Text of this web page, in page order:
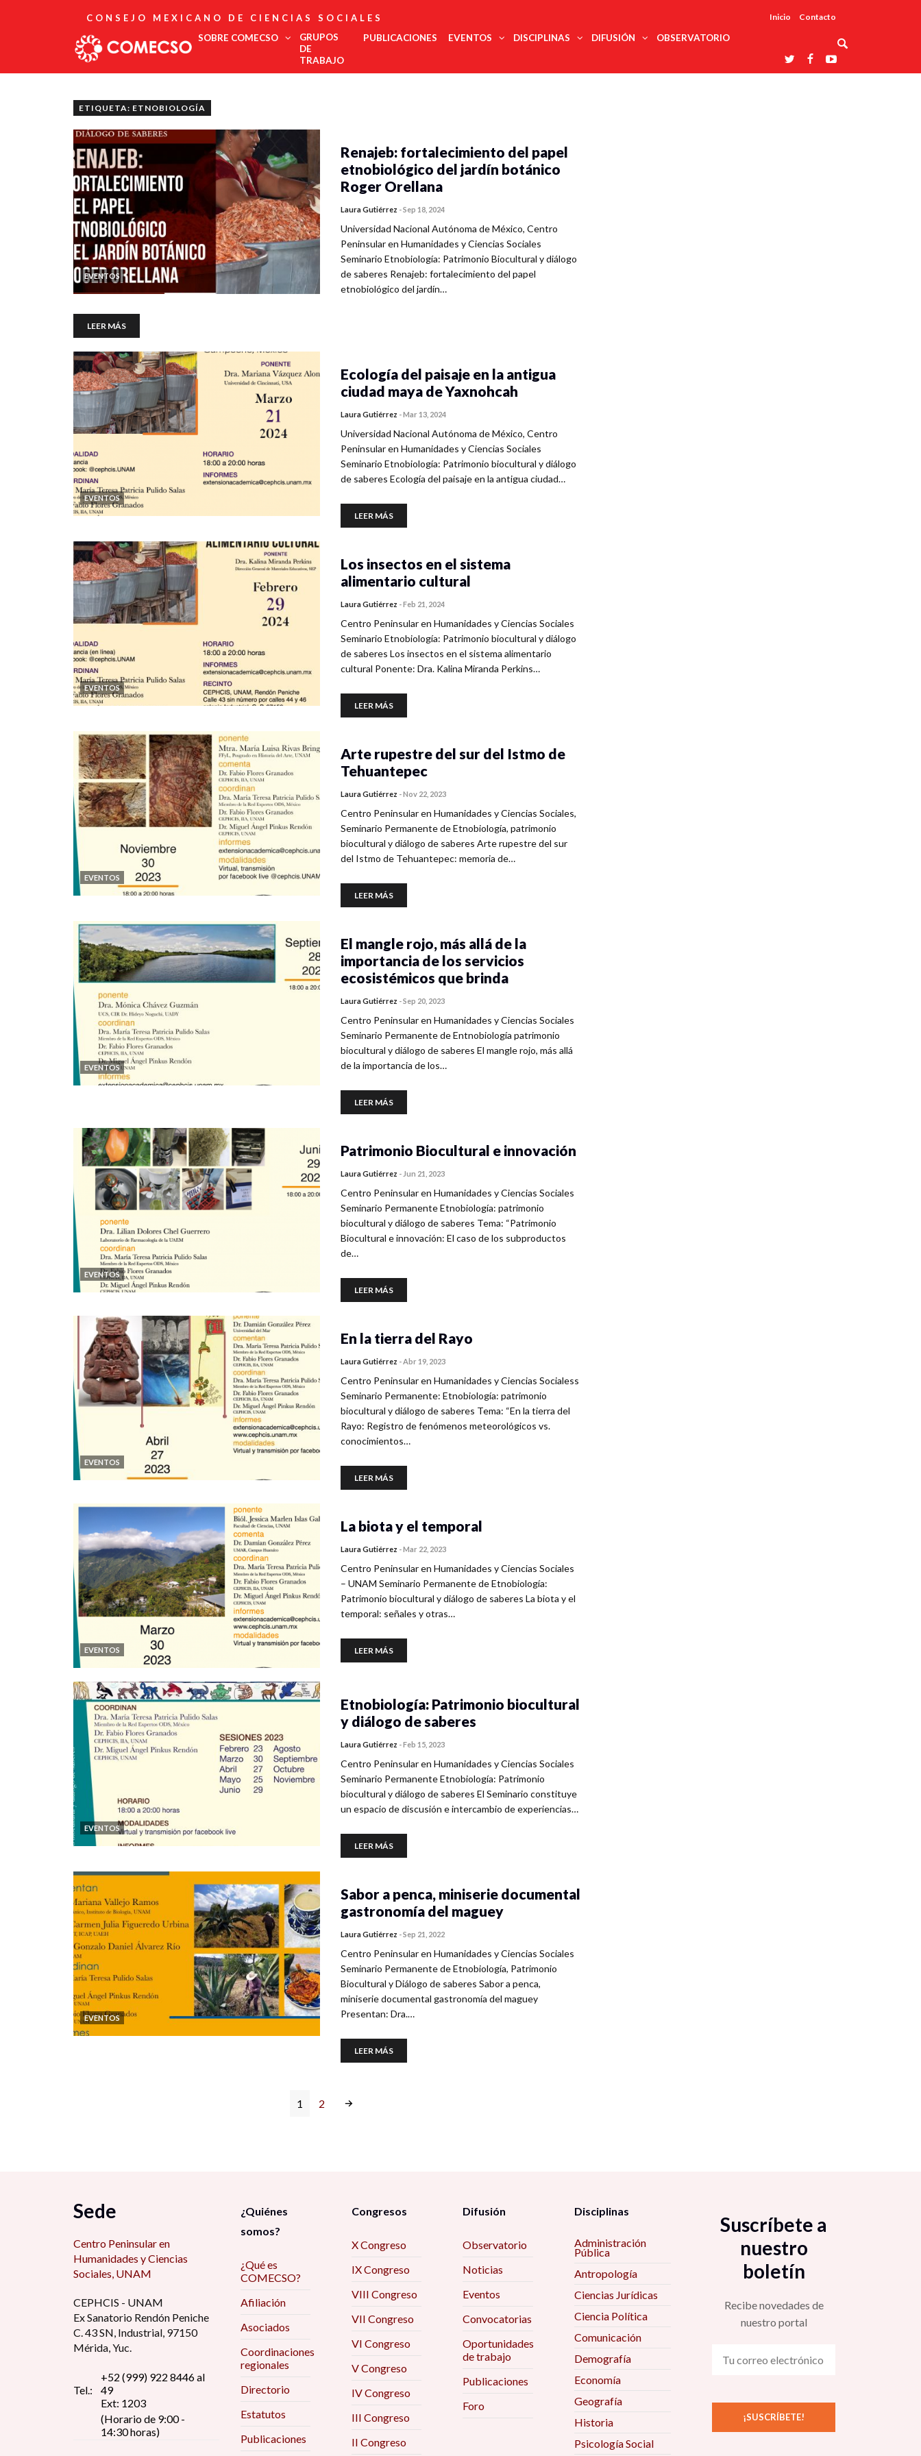
CONSEJO MEXICANO DE CIENCIAS SOCIALES Inicio Contacto
SOBRE COMECSO
Asociados
Estatutos
Fundadores
Publicaciones
Comité Editorial
Boletín
Centro Sur
Metropolitana
Sur Sureste
GRUPOS
DE
TRABAJO
PUBLICACIONES EVENTOS DISCIPLINAS
Jurídicas
Ciencia Política
Comunicación
Historia
Psicología
Social
Relaciones
DIFUSIÓN
Eduardo
Vega López
Congreso
De Estudios
Latinoamericanos
Del Mundo
Incorporación
Del
Instituto De
OBSERVATORIO
ETIQUETA: ETNOBIOLOGÍA
EVENTOS
Renajeb: fortalecimiento del papel
etnobiológico del jardín botánico
Roger Orellana
Laura Gutiérrez -Sep 18, 2024
Universidad Nacional Autónoma de México, Centro
Peninsular en Humanidades y Ciencias Sociales
Seminario Etnobiología: Patrimonio Biocultural y diálogo
de saberes Renajeb: fortalecimiento del papel
etnobiológico del jardín…
LEER MÁS
EVENTOS
Ecología del paisaje en la antigua
ciudad maya de Yaxnohcah
Laura Gutiérrez -Mar 13, 2024
Universidad Nacional Autónoma de México, Centro
Peninsular en Humanidades y Ciencias Sociales
Seminario Etnobiología: Patrimonio biocultural y diálogo
de saberes Ecología del paisaje en la antigua ciudad…
LEER MÁS
EVENTOS
Los insectos en el sistema
alimentario cultural
Laura Gutiérrez -Feb 21, 2024
Centro Peninsular en Humanidades y Ciencias Sociales
Seminario Etnobiología: Patrimonio biocultural y diálogo
de saberes Los insectos en el sistema alimentario
cultural Ponente: Dra. Kalina Miranda Perkins…
LEER MÁS
EVENTOS
Arte rupestre del sur del Istmo de
Tehuantepec
Laura Gutiérrez -Nov 22, 2023
Centro Peninsular en Humanidades y Ciencias Sociales,
Seminario Permanente de Etnobiología, patrimonio
biocultural y diálogo de saberes Arte rupestre del sur
del Istmo de Tehuantepec: memoria de…
LEER MÁS
EVENTOS
El mangle rojo, más allá de la
importancia de los servicios
ecosistémicos que brinda
Laura Gutiérrez -Sep 20, 2023
Centro Peninsular en Humanidades y Ciencias Sociales
Seminario Permanente de Entnobiología patrimonio
biocultural y diálogo de saberes El mangle rojo, más allá
de la importancia de los…
LEER MÁS
EVENTOS
Patrimonio Biocultural e innovación
Laura Gutiérrez - Jun 21, 2023
Centro Peninsular en Humanidades y Ciencias Sociales
Seminario Permanente Etnobiología: patrimonio
biocultural y diálogo de saberes Tema: “Patrimonio
Biocultural e innovación: El caso de los subproductos
de…
LEER MÁS
EVENTOS
En la tierra del Rayo
Laura Gutiérrez -Abr 19, 2023
Centro Peninsular en Humanidades y Ciencias Socialess
Seminario Permanente: Etnobiología: patrimonio
biocultural y diálogo de saberes Tema: “En la tierra del
Rayo: Registro de fenómenos meteorológicos vs.
conocimientos…
LEER MÁS
EVENTOS
La biota y el temporal
Laura Gutiérrez -Mar 22, 2023
Centro Peninsular en Humanidades y Ciencias Sociales
– UNAM Seminario Permanente de Etnobiología:
Patrimonio biocultural y diálogo de saberes La biota y el
temporal: señales y otras…
LEER MÁS
EVENTOS
Etnobiología: Patrimonio biocultural
y diálogo de saberes
Laura Gutiérrez -Feb 15, 2023
Centro Peninsular en Humanidades y Ciencias Sociales
Seminario Permanente Etnobiología: Patrimonio
biocultural y diálogo de saberes El Seminario constituye
un espacio de discusión e intercambio de experiencias…
LEER MÁS
EVENTOS
Sabor a penca, miniserie documental
gastronomía del maguey
Laura Gutiérrez -Sep 21, 2022
Centro Peninsular en Humanidades y Ciencias Sociales
Seminario Permanente de Etnobiología, Patrimonio
Biocultural y Diálogo de saberes Sabor a penca,
miniserie documental gastronomía del maguey
Presentan: Dra.…
LEER MÁS
1 2
Sede
Centro Peninsular en
Humanidades y Ciencias
Sociales, UNAM
CEPHCIS - UNAM
Ex Sanatorio Rendón Peniche
C. 43 SN, Industrial, 97150
Mérida, Yuc.
Tel.:
+52 (999) 922 8446 al
49
Ext: 1203
(Horario de 9:00 -
14:30 horas)
¿Quiénes
somos?
¿Qué es
COMECSO?
Afiliación
Asociados
Coordinaciones
regionales
Directorio
Estatutos
Publicaciones
Congresos
X Congreso
IX Congreso
VIII Congreso
VII Congreso
VI Congreso
V Congreso
IV Congreso
III Congreso
II Congreso
Difusión
Observatorio
Noticias
Eventos
Convocatorias
Oportunidades
de trabajo
Publicaciones
Foro
Disciplinas
Administración
Pública
Antropología
Ciencias Jurídicas
Ciencia Política
Comunicación
Demografía
Economía
Geografía
Historia
Psicología Social
Suscríbete a
nuestro
boletín
Recibe novedades de
nuestro portal